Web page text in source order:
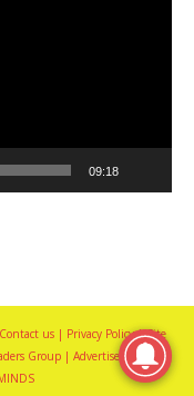
09:18
Contact us | Privacy Policy |Site
Group | Advertise with us |